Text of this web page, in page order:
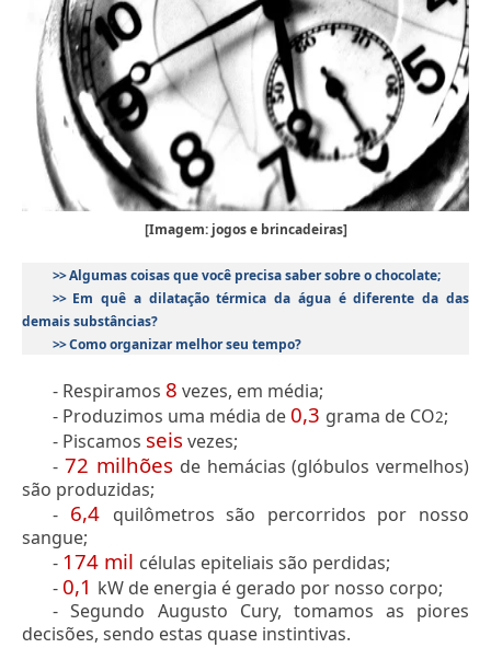
[Imagem: jogos e brincadeiras]
>>Algumas coisas que você precisa saber sobre o chocolate;
>>Em quê a dilatação térmica da água é diferente da das
demais substâncias?
>>Como organizar melhor seu tempo?
- Respiramos 8 vezes, em média;
- Produzimos uma média de 0,3 grama de CO2;
- Piscamos seis vezes;
- 72 milhões de hemácias (glóbulos vermelhos)
são produzidas;
- 6,4 quilômetros são percorridos por nosso
sangue;
- 174 mil células epiteliais são perdidas;
- 0,1 kW de energia é gerado por nosso corpo;
- Segundo Augusto Cury, tomamos as piores
decisões, sendo estas quase instintivas.